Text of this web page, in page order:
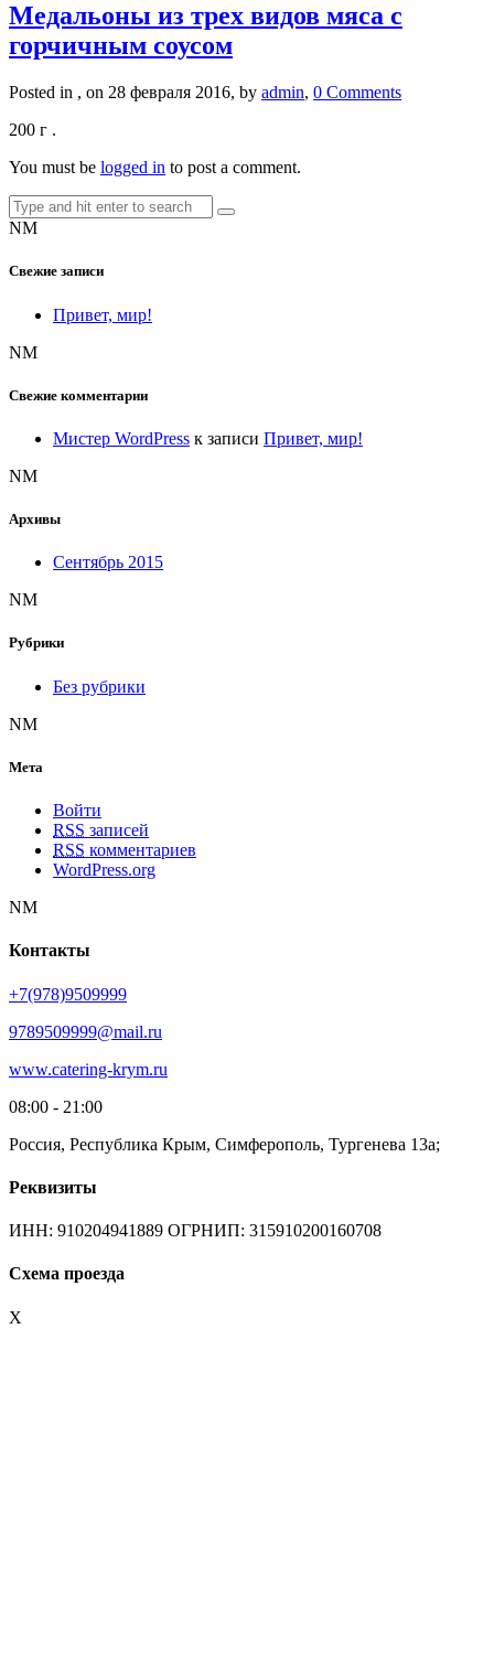
Медальоны из трех видов мяса с
горчичным соусом
Posted in , on 28 февраля 2016, by admin, 0 Comments
200 г .
You must be logged in to post a comment.
NM
Свежие записи
Привет, мир!
NM
Свежие комментарии
Мистер WordPress к записи Привет, мир!
NM
Архивы
Сентябрь 2015
NM
Рубрики
Без рубрики
NM
Мета
Войти
RSS записей
RSS комментариев
WordPress.org
NM
Контакты
+7(978)9509999
9789509999@mail.ru
www.catering-krym.ru
08:00 - 21:00
Россия, Республика Крым, Симферополь, Тургенева 13а;
Реквизиты
ИНН: 910204941889 ОГРНИП: 315910200160708
Схема проезда
X